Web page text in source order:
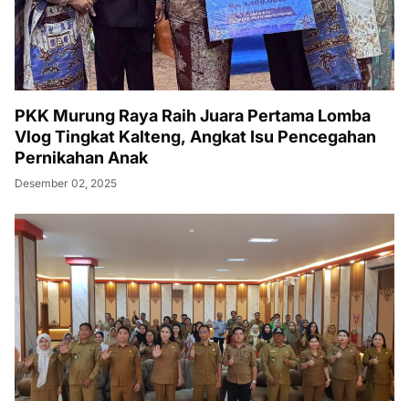
PKK Murung Raya Raih Juara Pertama Lomba
Vlog Tingkat Kalteng, Angkat Isu Pencegahan
Pernikahan Anak
Desember 02, 2025